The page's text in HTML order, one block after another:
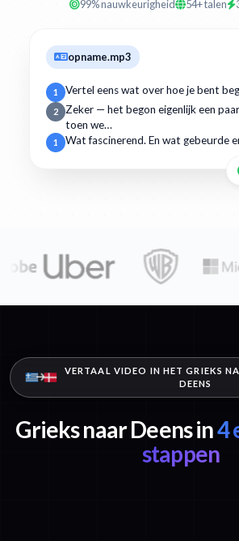
99% nauwkeurigheid 54+ talen
opname.mp3
1 Vertel eens wat over hoe je bent
2
Zeker — het begon eigenlijk een
toen we…
1 Wat fascinerend. En wat gebeurde
VERTAAL VIDEO IN HET GRIEKS
DEENS
Grieks naar Deens in4
stappen